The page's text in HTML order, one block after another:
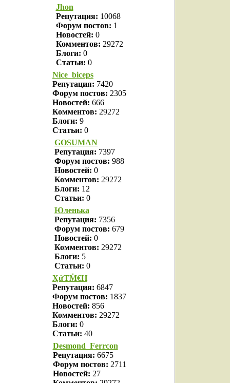
Jhon
Репутация: 10068
Форум постов: 1
Новостей: 0
Комментов: 29272
Блоги: 0
Статьи: 0
Nice_biceps
Репутация: 7420
Форум постов: 2305
Новостей: 666
Комментов: 29272
Блоги: 9
Статьи: 0
GOSUMAN
Репутация: 7397
Форум постов: 988
Новостей: 0
Комментов: 29272
Блоги: 12
Статьи: 0
Юленька
Репутация: 7356
Форум постов: 679
Новостей: 0
Комментов: 29272
Блоги: 5
Статьи: 0
ҲửŦṀ€Ħ
Репутация: 6847
Форум постов: 1837
Новостей: 856
Комментов: 29272
Блоги: 0
Статьи: 40
Desmond_Ferrcon
Репутация: 6675
Форум постов: 2711
Новостей: 27